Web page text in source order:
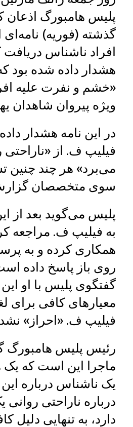
پلیس هامبورگ اذعان
گذشته (فوریه)
افراد ناشناس دریافت
هشدار داده شده بود
«خشم و نفرت علیه
ویژه پیروان شاهدان
در این نامه هشدار
فیلیپ ف. از «ناراحتی
می‌برد» هر چند چنین
سوی متخصصان
پلیس می‌گوید بعد از
به فیلیپ ف. مراجعه
همکاری کرده و به
روی باز پاسخ داده
گفتگوی پلیس با او
معیارهای کافی برای
فیلیپ ف. «احراز»
رئیس پلیس هامبورگ
ماجرا این است که
یک ناشناس درباره
درباره ناراحتی
دارد، به تنهایی